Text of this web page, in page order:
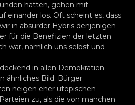
hatten, gehen mit
einander los. Oft scheint es, dass
in absurder Hybris denjenigen
für die Benefizien der letzten
war, nämlich uns selbst und
in allen Demokratien
ähnliches Bild. Bürger
neigen eher utopischen
zu, als die von manchen